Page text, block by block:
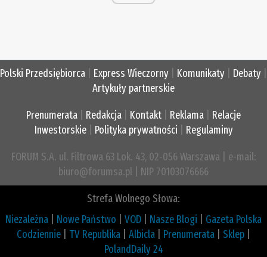
Polski Przedsiębiorca Express Wieczorny Komunikaty Debaty
Artykuły partnerskie
Prenumerata Redakcja Kontakt Reklama
Relacje
Inwestorskie| Polityka prywatności Regulaminy
FORUM S.A. ul. Filtrowa 63 Lok. 43, 02-056 Warszawa | e-mail:
biuro@forumsa.pl | NIP 70103076666
Strefa Wolnego Słowa:
Niezależna
Nowe Państwo VOD Nasze Blogi
Gazeta Polska
Codziennie
TV Republika Albicla Prenumerata Sklep
PolandDaily 24